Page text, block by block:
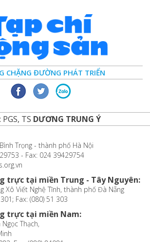
CHẶNG ĐƯỜNG PHÁT TRIỂN
TS DƯƠNG TRUNG Ý
Trọng - thành phố Hà Nội
- Fax: 024 39429754
trực tại miền Trung - Tây Nguyên:
Xô Viết Nghệ Tĩnh, thành phố Đà Nẵng
Fax: (080) 51 303
trực tại miền Nam:
Thạch,